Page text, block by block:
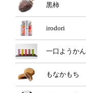
黒柿
irodori
一口ようかん
もなかもち